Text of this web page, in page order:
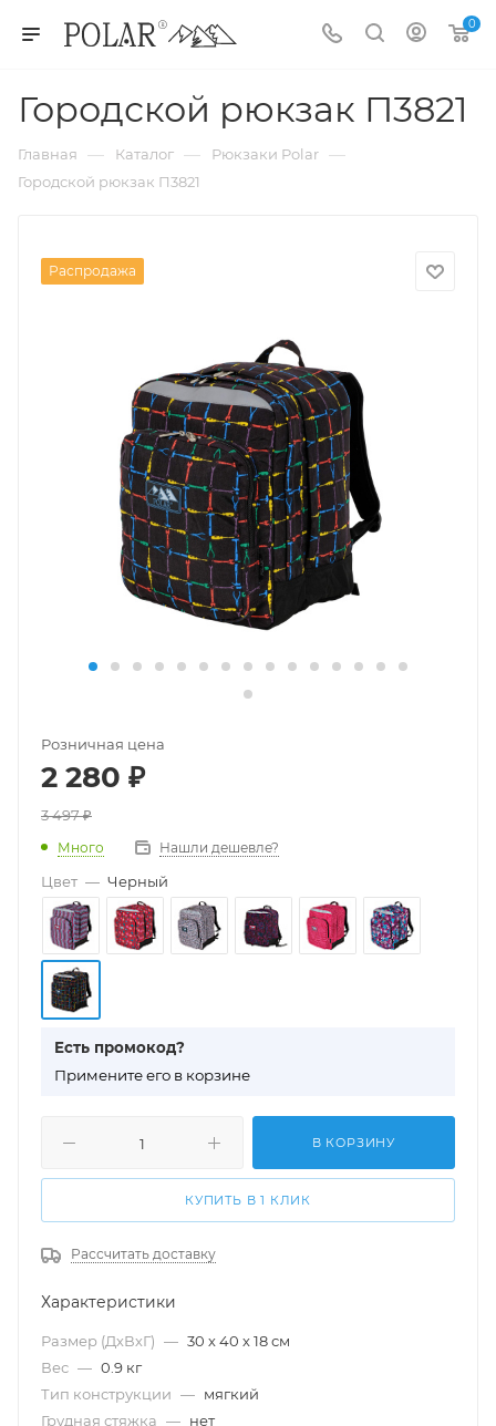
0
Городской рюкзак П3821
Главная — Каталог — Рюкзаки Polar —
Городской рюкзак П3821
Распродажа
Розничная цена
2 280 ₽
3 497₽
Много Нашли дешевле?
Цвет — Черный
Есть промокод?
Примените его в корзине
В КОРЗИНУ
КУПИТЬ В 1 КЛИК
Рассчитать доставку
Характеристики
Размер (ДхВхГ) — 30 х 40 х 18 см
Вес — 0.9 кг
Тип конструкции — мягкий
Грудная стяжка — нет